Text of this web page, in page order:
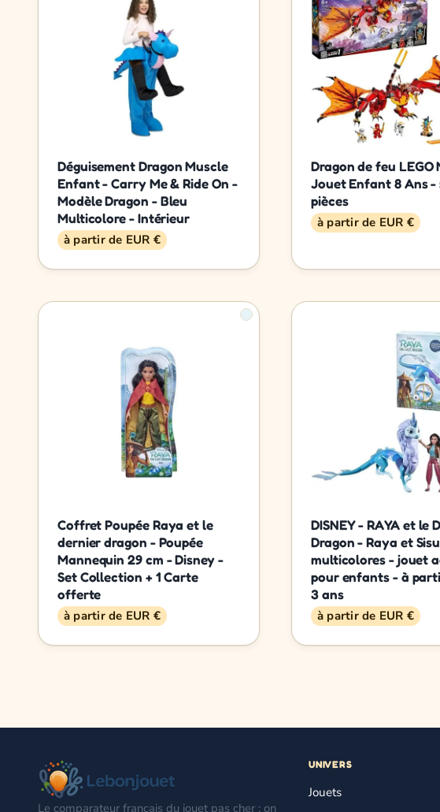
Déguisement Dragon Muscle
Enfant - Carry Me & Ride On -
Modèle Dragon - Bleu
Multicolore - Intérieur
à partir de EUR €
Dragon de feu LEGO
Jouet Enfant 8 Ans -
pièces
à partir de EUR €
Coffret Poupée Raya et le
dernier dragon - Poupée
Mannequin 29 cm - Disney -
Set Collection + 1 Carte
offerte
à partir de EUR €
DISNEY - RAYA et le
Dragon - Raya et Sisu
multicolores - jouet
pour enfants - à
3 ans
à partir de EUR €
Le comparateur français du jouet pas cher : on
UNIVERS
Jouets